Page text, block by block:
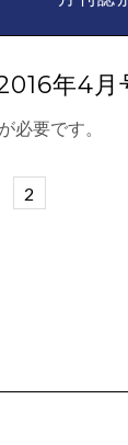
年4月
が必要です。
2